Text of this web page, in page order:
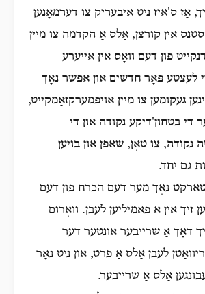
אַז ס'איז ניט איבעריק צו דערמאָנען
אין קורצן, אַלס אַ הקדמה צו מיין
פון דעם וואָס אין אייערע
לעצטע פּאָר חדשים און אפשר נאָך
געקומען צו מיין אויפמערקזאַמקייט,
די בטחון'דיקע נקודה און די
צו טאָן, שאַפן און בויען
גם יחד.
נאָך מער דעם הכרח פון דעם
זיך אין אַ פאַמיליען לעבן. וואָרום
דאָך אַ שרייבער אונטער דער
לעבן אַלס אַ פרט, און ניט נאָר
אַלס אַ שרייבער.